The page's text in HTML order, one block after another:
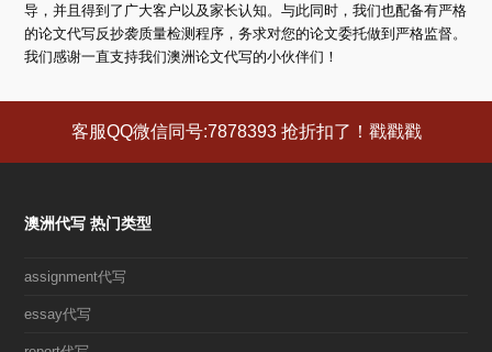
导，并且得到了广大客户以及家长认知。与此同时，我们也配备有严格
的论文代写反抄袭质量检测程序，务求对您的论文委托做到严格监督。
我们感谢一直支持我们澳洲论文代写的小伙伴们！
客服QQ微信同号:7878393 抢折扣了！戳戳戳
澳洲代写 热门类型
assignment代写
essay代写